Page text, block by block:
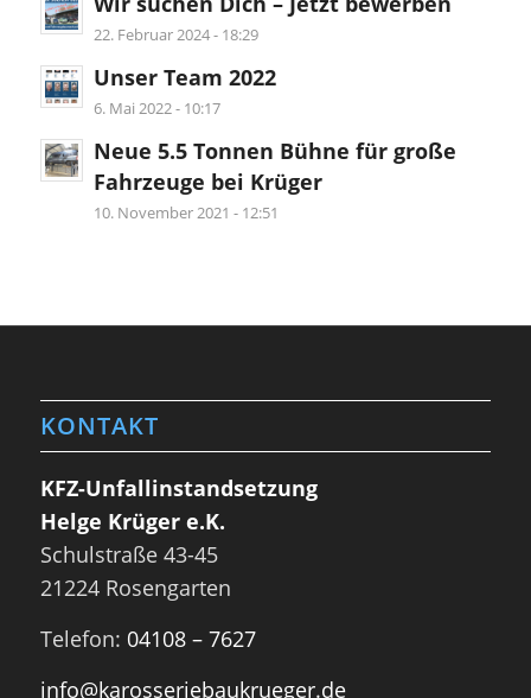
22. Februar 2024 - 18:29
Unser Team 2022
6. Mai 2022 - 10:17
Neue 5.5 Tonnen Bühne für große
Fahrzeuge bei Krüger
10. November 2021 - 12:51
KONTAKT
KFZ-Unfallinstandsetzung
Helge Krüger e.K.
Schulstraße 43-45
21224 Rosengarten
Telefon: 04108 – 7627
info@karosseriebaukrueger.de